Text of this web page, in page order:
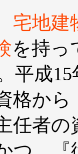
宅地建
を持っ
平成
格から
任者